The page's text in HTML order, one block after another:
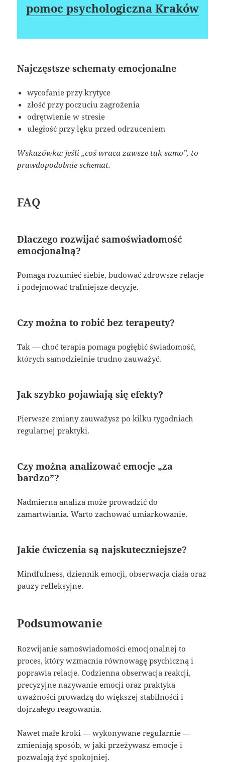
pomoc psychologiczna Kraków
Najczęstsze schematy emocjonalne
wycofanie przy krytyce
złość przy poczuciu zagrożenia
odrętwienie w stresie
uległość przy lęku przed odrzuceniem
Wskazówka: jeśli „coś wraca zawsze tak samo”, to
prawdopodobnie schemat.
FAQ
Dlaczego rozwijać samoświadomość
emocjonalną?
Pomaga rozumieć siebie, budować zdrowsze relacje
i podejmować trafniejsze decyzje.
Czy można to robić bez terapeuty?
Tak — choć terapia pomaga pogłębić świadomość,
których samodzielnie trudno zauważyć.
Jak szybko pojawiają się efekty?
Pierwsze zmiany zauważysz po kilku tygodniach
regularnej praktyki.
Czy można analizować emocje „za
bardzo”?
Nadmierna analiza może prowadzić do
zamartwiania. Warto zachować umiarkowanie.
Jakie ćwiczenia są najskuteczniejsze?
Mindfulness, dziennik emocji, obserwacja ciała oraz
pauzy refleksyjne.
Podsumowanie
Rozwijanie samoświadomości emocjonalnej to
proces, który wzmacnia równowagę psychiczną i
poprawia relacje. Codzienna obserwacja reakcji,
precyzyjne nazywanie emocji oraz praktyka
uważności prowadzą do większej stabilności i
dojrzałego reagowania.
Nawet małe kroki — wykonywane regularnie —
zmieniają sposób, w jaki przeżywasz emocje i
pozwalają żyć spokojniej.